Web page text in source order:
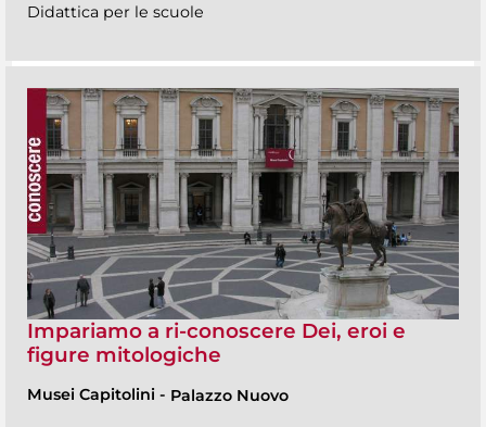
Didattica per le scuole
Impariamo a ri-conoscere Dei, eroi e
figure mitologiche
Musei Capitolini - Palazzo Nuovo